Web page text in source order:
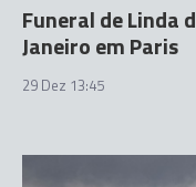
Funeral de Linda
Janeiro em Paris
29 Dez 13:45